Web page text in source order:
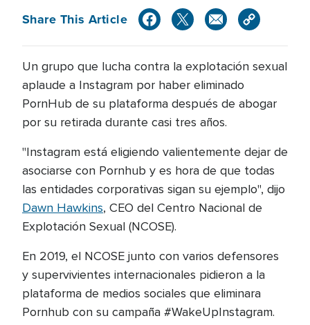
Share This Article
Un grupo que lucha contra la explotación sexual
aplaude a Instagram por haber eliminado
PornHub de su plataforma después de abogar
por su retirada durante casi tres años.
"Instagram está eligiendo valientemente dejar de
asociarse con Pornhub y es hora de que todas
las entidades corporativas sigan su ejemplo", dijo
Dawn Hawkins, CEO del Centro Nacional de
Explotación Sexual (NCOSE).
En 2019, el NCOSE junto con varios defensores
y supervivientes internacionales pidieron a la
plataforma de medios sociales que eliminara
Pornhub con su campaña #WakeUpInstagram.